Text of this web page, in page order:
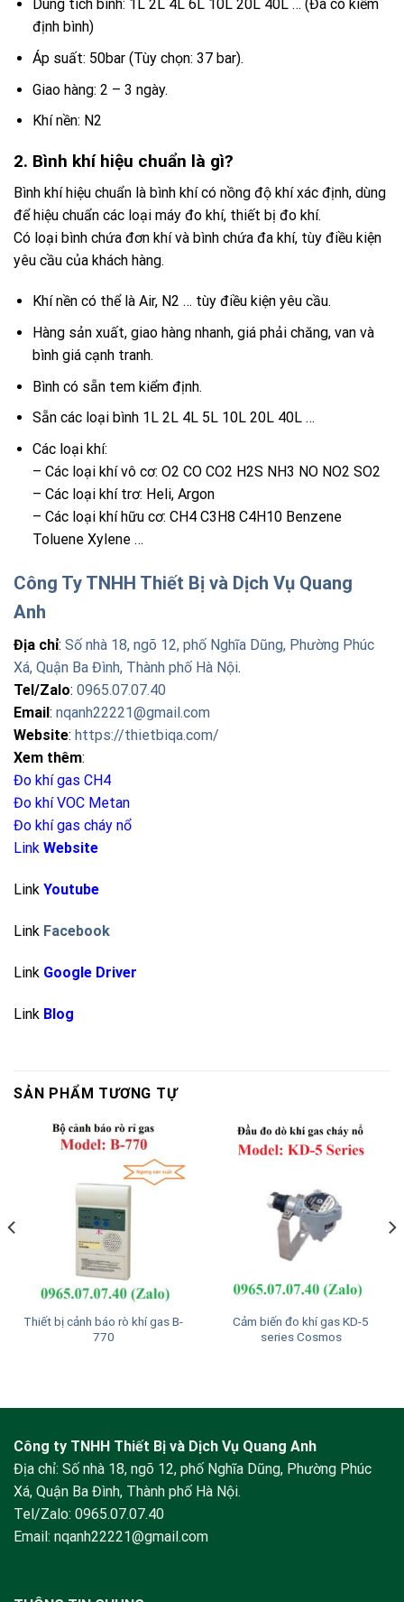
Dung tích bình: 1L 2L 4L 6L 10L 20L 40L … (Đã có kiểm
định bình)
Áp suất: 50bar (Tùy chọn: 37 bar).
Giao hàng: 2 – 3 ngày.
Khí nền: N2
2. Bình khí hiệu chuẩn là gì?
Bình khí hiệu chuẩn là bình khí có nồng độ khí xác định, dùng
để hiệu chuẩn các loại máy đo khí, thiết bị đo khí.
Có loại bình chứa đơn khí và bình chứa đa khí, tùy điều kiện
yêu cầu của khách hàng.
Khí nền có thể là Air, N2 … tùy điều kiện yêu cầu.
Hàng sản xuất, giao hàng nhanh, giá phải chăng, van và
bình giá cạnh tranh.
Bình có sẵn tem kiểm định.
Sẵn các loại bình 1L 2L 4L 5L 10L 20L 40L …
Các loại khí:
– Các loại khí vô cơ: O2 CO CO2 H2S NH3 NO NO2 SO2
– Các loại khí trơ: Heli, Argon
– Các loại khí hữu cơ: CH4 C3H8 C4H10 Benzene
Toluene Xylene …
Công Ty TNHH Thiết Bị và Dịch Vụ Quang
Anh
Địa chỉ: Số nhà 18, ngõ 12, phố Nghĩa Dũng, Phường Phúc
Xá, Quận Ba Đình, Thành phố Hà Nội.
Tel/Zalo: 0965.07.07.40
Email : nqanh22221@gmail.com
Website: https://thietbiqa.com/
Xem thêm:
Đo khí gas CH4
Đo khí VOC Metan
Đo khí gas cháy nổ
Link Website
Link Youtube
Link Facebook
Link Google Driver
Link Blog
SẢN PHẨM TƯƠNG TỰ
Thiết bị cảnh báo rò khí gas B-
770
Cảm biến đo khí gas KD-5
series Cosmos
Công ty TNHH Thiết Bị và Dịch Vụ Quang Anh
Địa chỉ: Số nhà 18, ngõ 12, phố Nghĩa Dũng, Phường Phúc
Xá, Quận Ba Đình, Thành phố Hà Nội.
Tel/Zalo: 0965.07.07.40
Email: nqanh22221@gmail.com